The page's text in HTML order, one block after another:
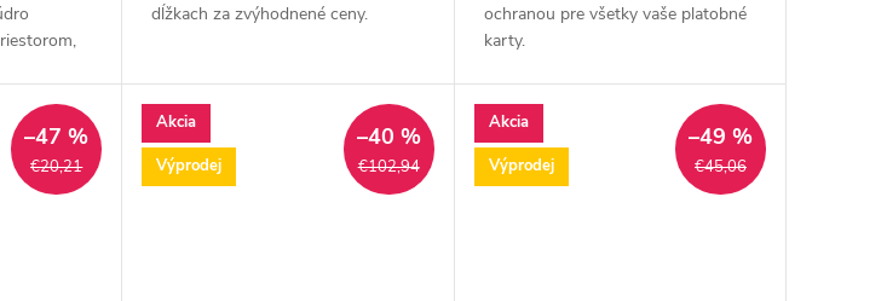
dĺžkach za zvýhodnené ceny.
ochranou pre všetky vaše platobné
karty.
€20,21
–47 %
Akcia
Výprodej
€102,94
–40 %
Akcia
Výprodej
€45,06
–49 %